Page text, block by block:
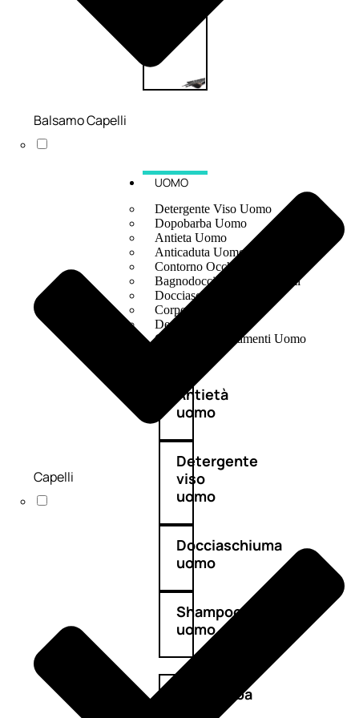
UOMO
Detergente Viso Uomo
Dopobarba Uomo
Antieta Uomo
Anticaduta Uomo
Contorno Occhi Uomo
Bagnodoccia Uomo Profumi
Docciaschiuma Uomo
Corpo Uomo
Deodoranti Uomo
Confezioni Trattamenti Uomo
Antietà
uomo
Detergente
viso
uomo
Docciaschiuma
uomo
Shampoo
uomo
Dopobarba
Balsamo Capelli
Capelli